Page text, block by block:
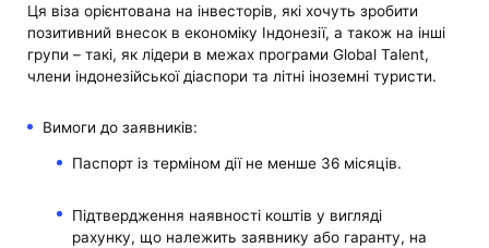
Ця віза орієнтована на інвесторів, які хочуть зробити
позитивний внесок в економіку Індонезії, а також на інші
групи – такі, як лідери в межах програми Global Talent,
члени індонезійської діаспори та літні іноземні туристи.
Вимоги до заявників:
Паспорт із терміном дії не менше 36 місяців.
Підтвердження наявності коштів у вигляді
рахунку, що належить заявнику або гаранту, на